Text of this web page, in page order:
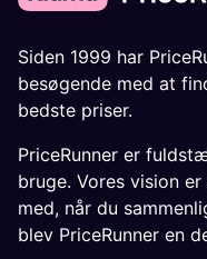
Siden 1999 har
besøgende med at
bedste priser.
PriceRunner er
bruge. Vores vision
med, når du
blev PriceRunner en